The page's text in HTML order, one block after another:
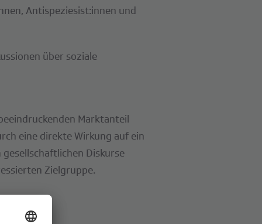
Antispeziesist:innen und
über soziale
Marktanteil
eine direkte Wirkung auf ein
Diskurse
Zielgruppe.